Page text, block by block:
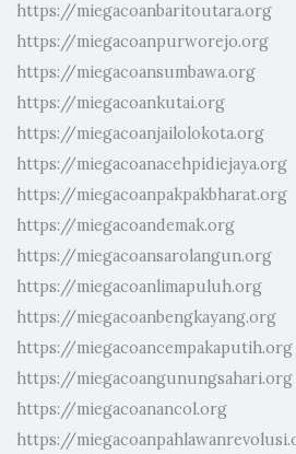
https://miegacoanbaritoutara.org
https://miegacoanpurworejo.org
https://miegacoansumbawa.org
https://miegacoankutai.org
https://miegacoanjailolokota.org
https://miegacoanacehpidiejaya.org
https://miegacoanpakpakbharat.org
https://miegacoandemak.org
https://miegacoansarolangun.org
https://miegacoanlimapuluh.org
https://miegacoanbengkayang.org
https://miegacoancempakaputih.org
https://miegacoangunungsahari.org
https://miegacoanancol.org
https://